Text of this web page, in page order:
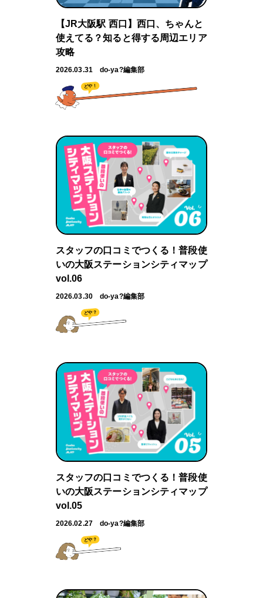
【JR大阪駅 西口】西口、ちゃんと
使えてる？知ると得する周辺エリア
攻略
2026.03.31 do-ya?編集部
どや！
スタッフの口コミでつくる！普段使
いの大阪ステーションシティマップ
vol.06
2026.03.30 do-ya?編集部
どや？
スタッフの口コミでつくる！普段使
いの大阪ステーションシティマップ
vol.05
2026.02.27 do-ya?編集部
どや？